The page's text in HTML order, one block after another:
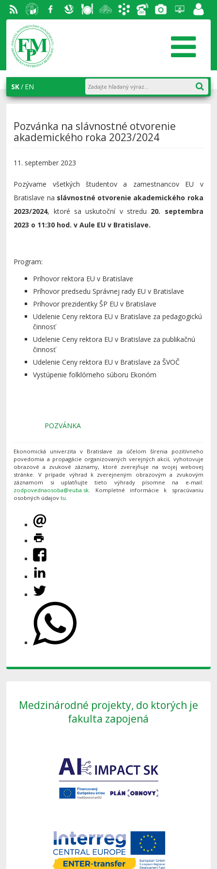
RSS EU v
Bratislave
Facebook
AiS2
portál
SK EN
Pozvánka na slávnostné otvorenie
akademického roka 2023/2024
11. september 2023
Pozývame všetkých študentov a zamestnancov EU v
Bratislave na slávnostné otvorenie akademického roka
2023/2024, ktoré sa uskutoční v stredu 20. septembra
2023 o 11:30 hod. v Aule EU v Bratislave.
Program:
Príhovor rektora EU v Bratislave
Príhovor predsedu Správnej rady EU v Bratislave
Príhovor prezidentky ŠP EU v Bratislave
Udelenie Ceny rektora EU v Bratislave za pedagogickú
činnosť
Udelenie Ceny rektora EU v Bratislave za publikačnú
činnosť
Udelenie Ceny rektora EU v Bratislave za ŠVOČ
Vystúpenie folklórneho súboru Ekonóm
POZVÁNKA
Ekonomická univerzita v Bratislave za účelom šírenia pozitívneho
povedomia a propagácie organizovaných verejných akcií, vyhotovuje
obrazové a zvukové záznamy, ktoré zverejňuje na svojej webovej
stránke. V prípade výhrad k zverejneným obrazovým a zvukovým
záznamom si uplatňujte tieto výhrady písomne na e-mail:
. Kompletné informácie k spracúvaniu
osobných údajovtu.
Medzinárodné projekty, do ktorých je
fakulta zapojená